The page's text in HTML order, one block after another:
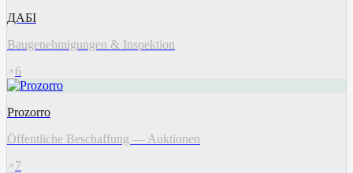
ДАБІ
Baugenehmigungen & Inspektion
6
Prozorro
Öffentliche Beschaffung — Auktionen
7